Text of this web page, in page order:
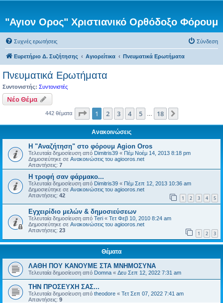
"Αγιον Ορος" Χριστιανικό Ορθόδοξο Φόρουμ
Συχνές ερωτήσεις Σύνδεση
Ευρετήριο Δ. Συζήτησης Αγιορείτικα Πνευματικά Ερωτήματα
Πνευματικά Ερωτήματα
Συντονιστής: Συντονιστές
Νέο Θέμα
442 θέματα Σελίδα από18
1 2 3 4 5 18
Ανακοινώσεις
Η "Αναζήτηση" στο φόρουμ Agion Oros
Τελευταία δημοσίευση από Dimitris39 « Πέμ Νοέμ 14, 2013 8:18 pm
Δημοσιεύτηκε σε Ανακοινώσεις του agiooros.net
Απαντήσεις: 7
H τροφή σαν φάρμακο...
Τελευταία δημοσίευση από Dimitris39 « Πέμ Σεπ 12, 2013 10:36 am
Δημοσιεύτηκε σε Ανακοινώσεις του agiooros.net
Απαντήσεις: 42 1 2 3 4 5
Εγχειρίδιο μελών & δημοσιεύσεων
Τελευταία δημοσίευση από Teri « Τετ Φεβ 10, 2010 8:24 am
Δημοσιεύτηκε σε Ανακοινώσεις του agiooros.net
Απαντήσεις: 23 1 2 3
Θέματα
ΛΑΘΗ ΠΟΥ ΚΑΝΟΥΜΕ ΣΤΑ ΜΝΗΜΟΣΥΝΑ
Τελευταία δημοσίευση από Domna « Δευ Σεπ 12, 2022 7:31 am
ΤΗΝ ΠΡΟΣΕΥΧΗ ΣΑΣ...
Τελευταία δημοσίευση από theodore « Τετ Σεπ 07, 2022 7:41 am
Απαντήσεις: 9